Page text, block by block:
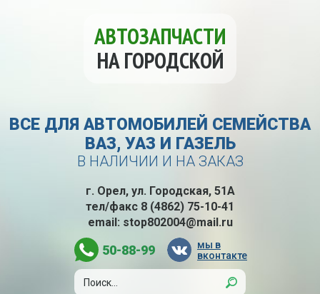
АВТОЗАПЧАСТИ
НА ГОРОДСКОЙ
ВСЕ ДЛЯ АВТОМОБИЛЕЙ СЕМЕЙСТВА
ВАЗ, УАЗ И ГАЗЕЛЬ
В НАЛИЧИИ И НА ЗАКАЗ
г. Орел, ул. Городская, 51А
тел/факс 8 (4862) 75-10-41
email: stop802004@mail.ru
50-88-99
мы в
вконтакте